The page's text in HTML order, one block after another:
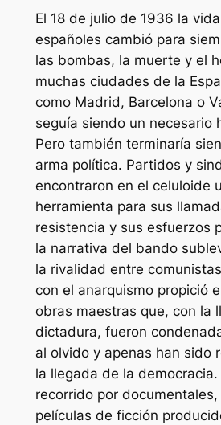
El 18 de julio de 1936 la
españoles cambió para
las bombas, la muerte y el
muchas ciudades de la
como Madrid, Barcelona o
seguía siendo un necesario
Pero también terminaría
arma política. Partidos y
encontraron en el celuloide
herramienta para sus
resistencia y sus esfuerzos
la narrativa del bando
la rivalidad entre
con el anarquismo propició
obras maestras que, con la
dictadura, fueron
al olvido y apenas han sido
la llegada de la
recorrido por
películas de ficción